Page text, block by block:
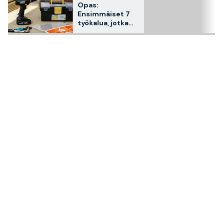
Opas:
Ensimmäiset 7
työkalua, jotka
sinun tulisi